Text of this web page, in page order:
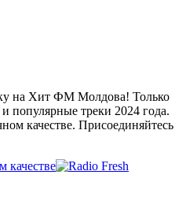
на Хит ФМ Молдова! Только
популярные треки 2024 года.
качестве. Присоединяйтесь
качестве